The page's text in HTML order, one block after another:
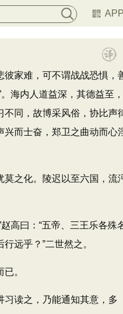
APP
家难，可不谓战战恐惧，
海内人道益深，其德益至
同，故博采风俗，协比声
而士奋，郑卫之曲动而心
之化。陵迟以至六国，流
高曰：“五帝、三王乐各殊
远乎？”二世然之。
。
读之，乃能通知其意，多